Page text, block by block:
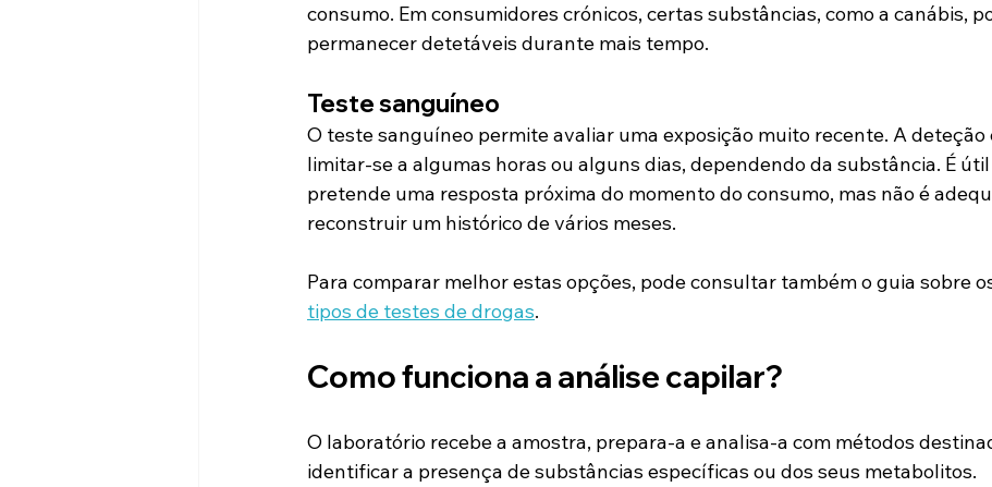
consumo. Em consumidores crónicos, certas substâncias, como a canábis,
permanecer detetáveis durante mais tempo.
Teste sanguíneo
O teste sanguíneo permite avaliar uma exposição muito recente. A deteção
limitar-se a algumas horas ou alguns dias, dependendo da substância. É
pretende uma resposta próxima do momento do consumo, mas não é
reconstruir um histórico de vários meses.
Para comparar melhor estas opções, pode consultar também o guia sobre
tipos de testes de drogas.
Como funciona a análise capilar?
O laboratório recebe a amostra, prepara-a e analisa-a com métodos
identificar a presença de substâncias específicas ou dos seus metabolitos.